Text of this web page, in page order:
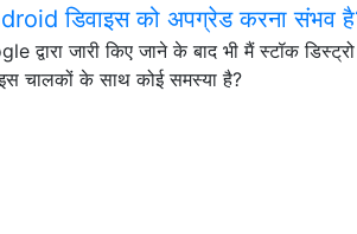
डिवाइस को अपग्रेड करना संभव
द्वारा जारी किए जाने के बाद भी मैं स्टॉक
चालकों के साथ कोई समस्या है?